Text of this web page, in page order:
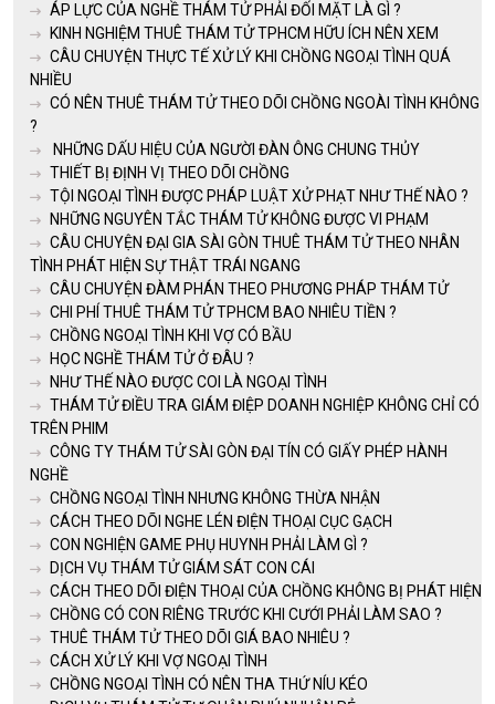
ÁP LỰC CỦA NGHỀ THÁM TỬ PHẢI ĐỐI MẶT LÀ GÌ ?
KINH NGHIỆM THUÊ THÁM TỬ TPHCM HỮU ÍCH NÊN XEM
CÂU CHUYỆN THỰC TẾ XỬ LÝ KHI CHỒNG NGOẠI TÌNH QUÁ
NHIỀU
CÓ NÊN THUÊ THÁM TỬ THEO DÕI CHỒNG NGOÀI TÌNH KHÔNG
?
NHỮNG DẤU HIỆU CỦA NGƯỜI ĐÀN ÔNG CHUNG THỦY
THIẾT BỊ ĐỊNH VỊ THEO DÕI CHỒNG
TỘI NGOẠI TÌNH ĐƯỢC PHÁP LUẬT XỬ PHẠT NHƯ THẾ NÀO ?
NHỮNG NGUYÊN TẮC THÁM TỬ KHÔNG ĐƯỢC VI PHẠM
CÂU CHUYỆN ĐẠI GIA SÀI GÒN THUÊ THÁM TỬ THEO NHÂN
TÌNH PHÁT HIỆN SỰ THẬT TRÁI NGANG
CÂU CHUYỆN ĐÀM PHÁN THEO PHƯƠNG PHÁP THÁM TỬ
CHI PHÍ THUÊ THÁM TỬ TPHCM BAO NHIÊU TIỀN ?
CHỒNG NGOẠI TÌNH KHI VỢ CÓ BẦU
HỌC NGHỀ THÁM TỬ Ở ĐÂU ?
NHƯ THẾ NÀO ĐƯỢC COI LÀ NGOẠI TÌNH
THÁM TỬ ĐIỀU TRA GIÁM ĐIỆP DOANH NGHIỆP KHÔNG CHỈ CÓ
TRÊN PHIM
CÔNG TY THÁM TỬ SÀI GÒN ĐẠI TÍN CÓ GIẤY PHÉP HÀNH
NGHỀ
CHỒNG NGOẠI TÌNH NHƯNG KHÔNG THỪA NHẬN
CÁCH THEO DÕI NGHE LÉN ĐIỆN THOẠI CỤC GẠCH
CON NGHIỆN GAME PHỤ HUYNH PHẢI LÀM GÌ ?
DỊCH VỤ THÁM TỬ GIÁM SÁT CON CÁI
CÁCH THEO DÕI ĐIỆN THOẠI CỦA CHỒNG KHÔNG BỊ PHÁT HIỆN
CHỒNG CÓ CON RIÊNG TRƯỚC KHI CƯỚI PHẢI LÀM SAO ?
THUÊ THÁM TỬ THEO DÕI GIÁ BAO NHIÊU ?
CÁCH XỬ LÝ KHI VỢ NGOẠI TÌNH
CHỒNG NGOẠI TÌNH CÓ NÊN THA THỨ NÍU KÉO